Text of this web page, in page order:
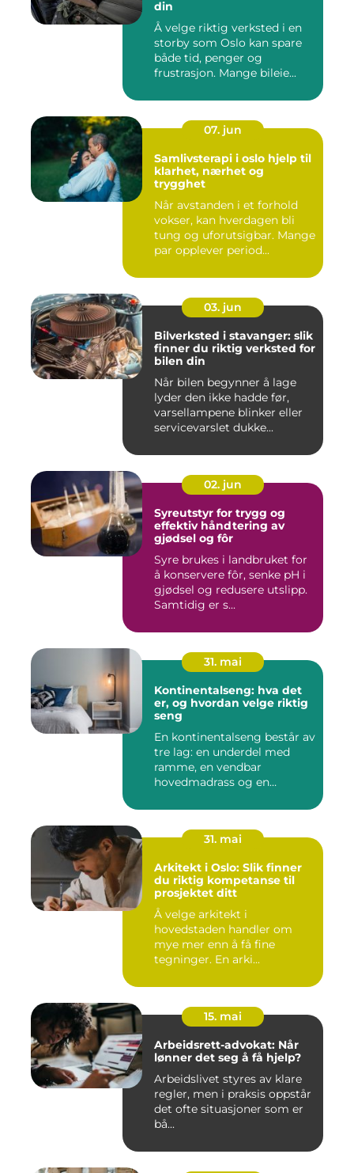
din
Å velge riktig verksted i en
storby som Oslo kan spare
både tid, penger og
frustrasjon. Mange bileie...
07. jun
Samlivsterapi i oslo hjelp til
klarhet, nærhet og
trygghet
Når avstanden i et forhold
vokser, kan hverdagen bli
tung og uforutsigbar. Mange
par opplever period...
03. jun
Bilverksted i stavanger: slik
finner du riktig verksted for
bilen din
Når bilen begynner å lage
lyder den ikke hadde før,
varsellampene blinker eller
servicevarslet dukke...
02. jun
Syreutstyr for trygg og
effektiv håndtering av
gjødsel og fôr
Syre brukes i landbruket for
å konservere fôr, senke pH i
gjødsel og redusere utslipp.
Samtidig er s...
31. mai
Kontinentalseng: hva det
er, og hvordan velge riktig
seng
En kontinentalseng består av
tre lag: en underdel med
ramme, en vendbar
hovedmadrass og en
31. mai
Arkitekt i Oslo: Slik finner
du riktig kompetanse til
prosjektet ditt
Å velge arkitekt i
hovedstaden handler om
mye mer enn å få fine
tegninger. En arki...
15. mai
Arbeidsrett-advokat: Når
lønner det seg å få hjelp?
Arbeidslivet styres av klare
regler, men i praksis oppstår
det ofte situasjoner som er
bå...